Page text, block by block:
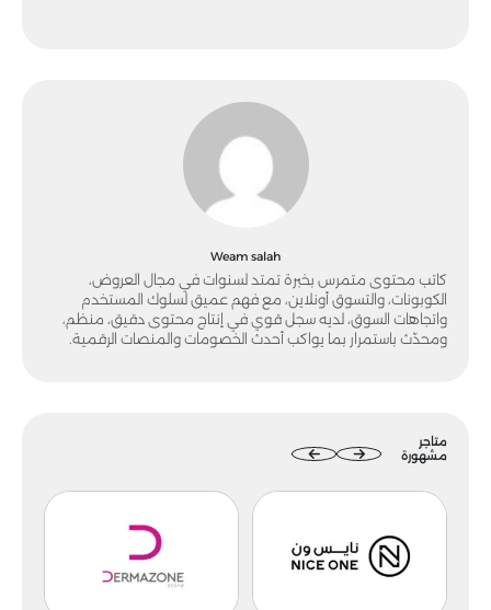
Weam salah
كاتب محتوى متمرس بخبرة تمتد لسنوات في مجال العروض،
الكوبونات، والتسوق أونلاين، مع فهم عميق لسلوك المستخدم
واتجاهات السوق، لديه سجل قوي في إنتاج محتوى دقيق، منظم،
ومحدّث باستمرار بما يواكب أحدث الخصومات والمنصات الرقمية.
متاجر
مشهورة